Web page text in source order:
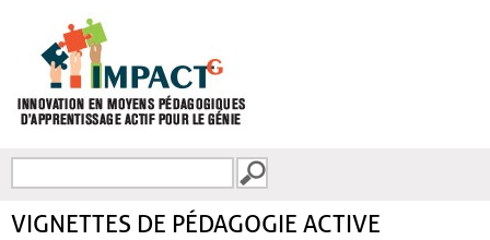
FORMULAIRE DE
VIGNETTES DE PÉDAGOGIE ACTIVE